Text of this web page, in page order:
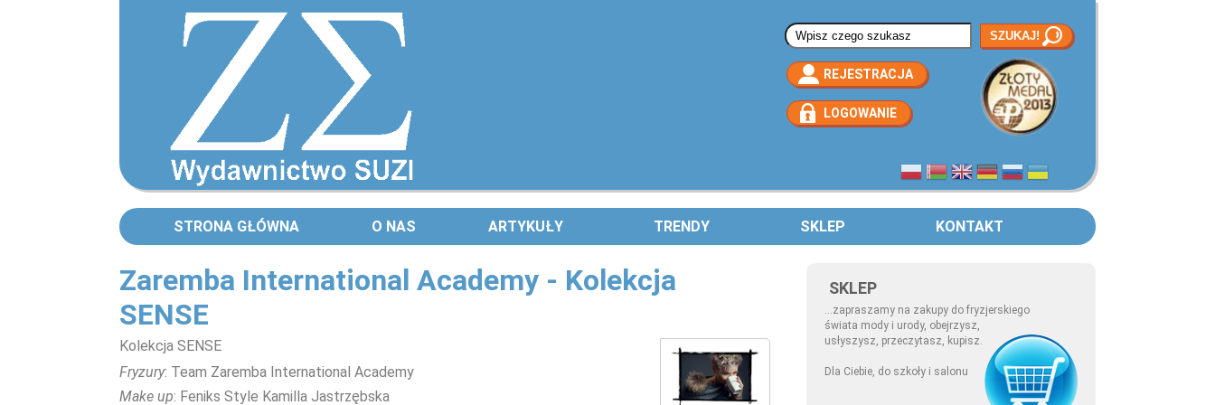
Formularz wyszukiwania
REJESTRACJA
LOGOWANIE
STRONA GŁÓWNA O NAS ARTYKUŁY TRENDY SKLEP KONTAKT
SKLEP
...zapraszamy na zakupy do fryzjerskiego
świata mody i urody, obejrzysz,
usłyszysz, przeczytasz, kupisz.
Dla Ciebie, do szkoły i salonu
Zaremba International Academy - Kolekcja
SENSE
Kolekcja SENSE
Fryzury: Team Zaremba International Academy
Make up: Feniks Style Kamilla Jastrzębska